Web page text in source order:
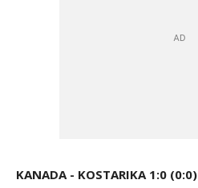
KANADA - KOSTARIKA 1:0 (0:0)